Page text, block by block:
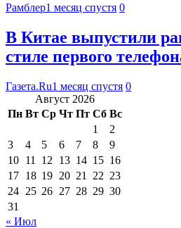
Рамблер1 месяц спустя 0
В Китае выпустили
стиле первого
Газета.Ru1 месяц спустя 0
Август 2026
Пн Вт Ср Чт Пт Сб Вс
1
2
3
4 5 6 7 8
9
10 11 12 13 14 15 16
17 18 19 20 21 22 23
24 25 26 27 28 29 30
31
« Июл